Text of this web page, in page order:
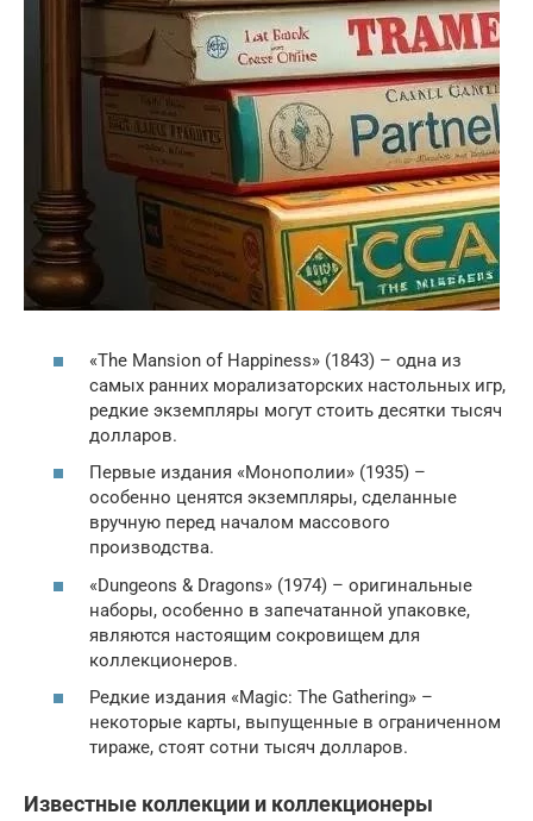
«The Mansion of Happiness» (1843) – одна из
самых ранних морализаторских настольных игр,
редкие экземпляры могут стоить десятки тысяч
долларов.
Первые издания «Монополии» (1935) –
особенно ценятся экземпляры, сделанные
вручную перед началом массового
производства.
«Dungeons & Dragons» (1974) – оригинальные
наборы, особенно в запечатанной упаковке,
являются настоящим сокровищем для
коллекционеров.
Редкие издания «Magic: The Gathering» –
некоторые карты, выпущенные в ограниченном
тираже, стоят сотни тысяч долларов.
Известные коллекции и коллекционеры